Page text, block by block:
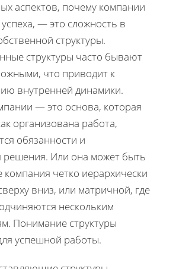
аспектов, почему компании
— это сложность в
структуры.
структуры часто бывают
что приводит к
внутренней динамики.
— это основа, которая
организована работа,
обязанности и
Или она может быть
компания четко иерархически
вниз, или матричной, где
нескольким
Понимание структуры
успешной работы.